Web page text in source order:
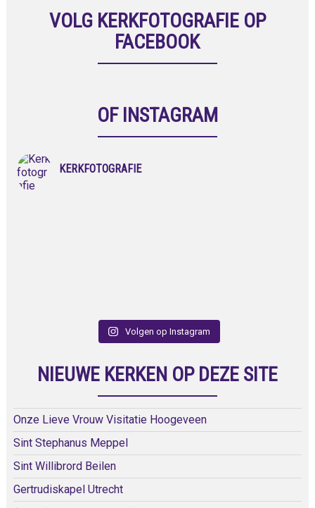
VOLG KERKFOTOGRAFIE OP
FACEBOOK
OF INSTAGRAM
KERKFOTOGRAFIE
Volgen op Instagram
NIEUWE KERKEN OP DEZE SITE
Onze Lieve Vrouw Visitatie Hoogeveen
Sint Stephanus Meppel
Sint Willibrord Beilen
Gertrudiskapel Utrecht